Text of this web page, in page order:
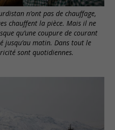
n’ont pas de chauffage,
chauffent la pièce. Mais il ne
qu’une coupure de courant
jusqu’au matin. Dans tout le
sont quotidiennes.